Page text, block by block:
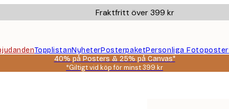
Fraktfritt över 399 kr
TopplistanNyheterPosterpaketPersonliga
40% på Posters & 25% på Canvas*
*Giltigt vid köp för minst 399 kr